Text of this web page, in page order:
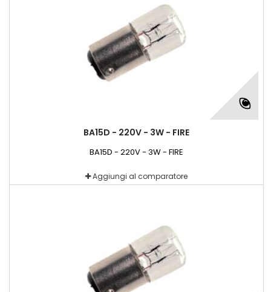
BA15D - 220V - 3W - FIRE
BA15D - 220V - 3W - FIRE
Aggiungi al comparatore